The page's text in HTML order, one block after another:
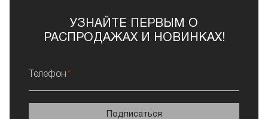
УЗНАЙТЕ ПЕРВЫМ О
РАСПРОДАЖАХ И НОВИНКАХ!
Телефон
Подписаться